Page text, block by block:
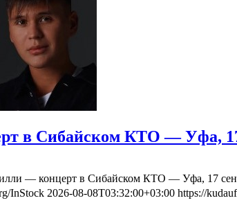
в Сибайском КТО — Уфа, 17
— концерт в Сибайском КТО — Уфа, 17
InStock 2026-08-08T03:32:00+03:00 https://